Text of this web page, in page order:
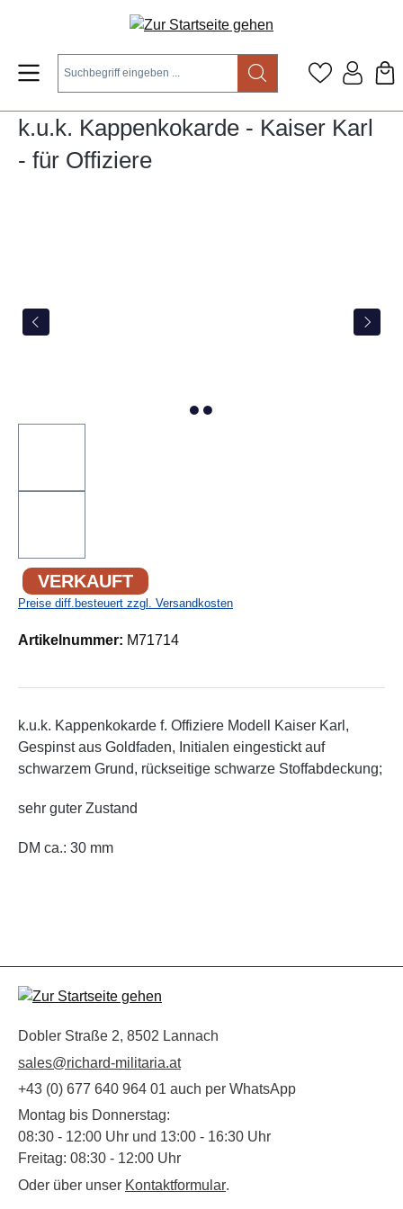
Zum Hauptinhalt springen
k.u.k. Kappenkokarde - Kaiser Karl
- für Offiziere
VERKAUFT
Preise diff.besteuert zzgl. Versandkosten
Artikelnummer: M71714
k.u.k. Kappenkokarde f. Offiziere Modell Kaiser Karl,
Gespinst aus Goldfaden, Initialen eingestickt auf
schwarzem Grund, rückseitige schwarze Stoffabdeckung;
sehr guter Zustand
DM ca.: 30 mm
Dobler Straße 2, 8502 Lannach
sales@richard-militaria.at
+43 (0) 677 640 964 01 auch per WhatsApp
Montag bis Donnerstag:
08:30 - 12:00 Uhr und 13:00 - 16:30 Uhr
Freitag: 08:30 - 12:00 Uhr
Oder über unser Kontaktformular.